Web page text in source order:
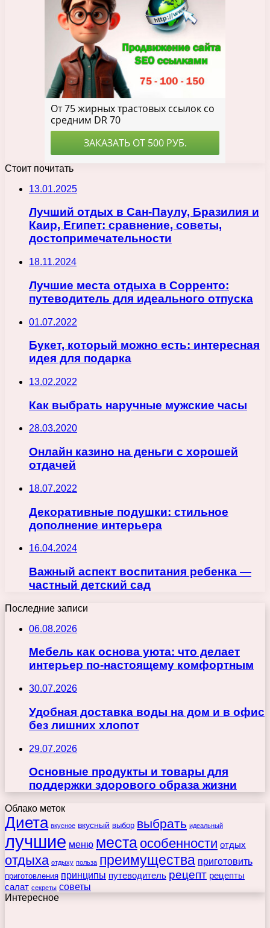
Стоит почитать
13.01.2025
Лучший отдых в Сан-Паулу, Бразилия и
Каир, Египет: сравнение, советы,
достопримечательности
18.11.2024
Лучшие места отдыха в Сорренто:
путеводитель для идеального отпуска
01.07.2022
Букет, который можно есть: интересная
идея для подарка
13.02.2022
Как выбрать наручные мужские часы
28.03.2020
Онлайн казино на деньги с хорошей
отдачей
18.07.2022
Декоративные подушки: стильное
дополнение интерьера
16.04.2024
Важный аспект воспитания ребенка —
частный детский сад
Последние записи
06.08.2026
Мебель как основа уюта: что делает
интерьер по-настоящему комфортным
30.07.2026
Удобная доставка воды на дом и в офис
без лишних хлопот
29.07.2026
Основные продукты и товары для
поддержки здорового образа жизни
Облако меток
Диета вкусное вкусный выбор выбрать идеальный
лучшие меню места особенности отдых
отдыха отдыху польза преимущества приготовить
приготовления принципы путеводитель рецепт рецепты
салат секреты советы
Интересное